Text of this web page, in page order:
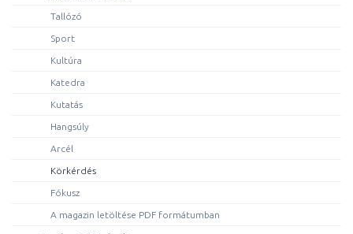
Tallózó
Sport
Kultúra
Katedra
Kutatás
Hangsúly
Arcél
Körkérdés
Fókusz
A magazin letöltése PDF formátumban